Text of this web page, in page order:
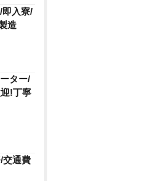
即入寮/
造
ター/
!丁寧
交通費